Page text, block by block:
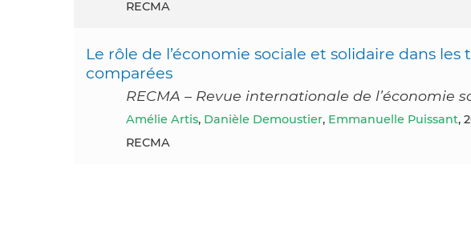
RECMA
Le rôle de l’économie sociale et solidaire dans
comparées
RECMA – Revue internationale de l’économie
Amélie Artis, Danièle Demoustier, Emmanuelle Puissant,
RECMA